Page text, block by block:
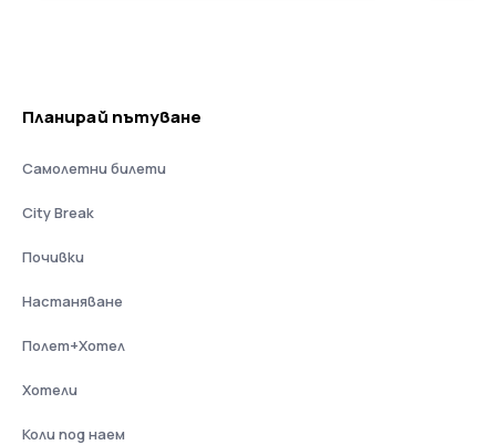
Планирай пътуване
Самолетни билети
City Break
Почивки
Настаняване
Полет+Хотел
Хотели
Коли под наем